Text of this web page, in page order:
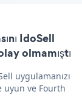
IdoSell
olmamıştı
uygulamanızı
ve Fourth